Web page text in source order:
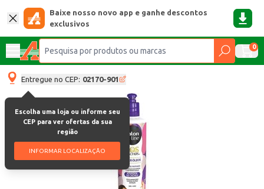
Baixe nosso novo app e ganhe descontos
exclusivos
0
Entregue no CEP: 02170-901
Escolha uma loja ou informe seu
CEP para ver ofertas da sua
região
INFORMAR LOCALIZAÇÃO